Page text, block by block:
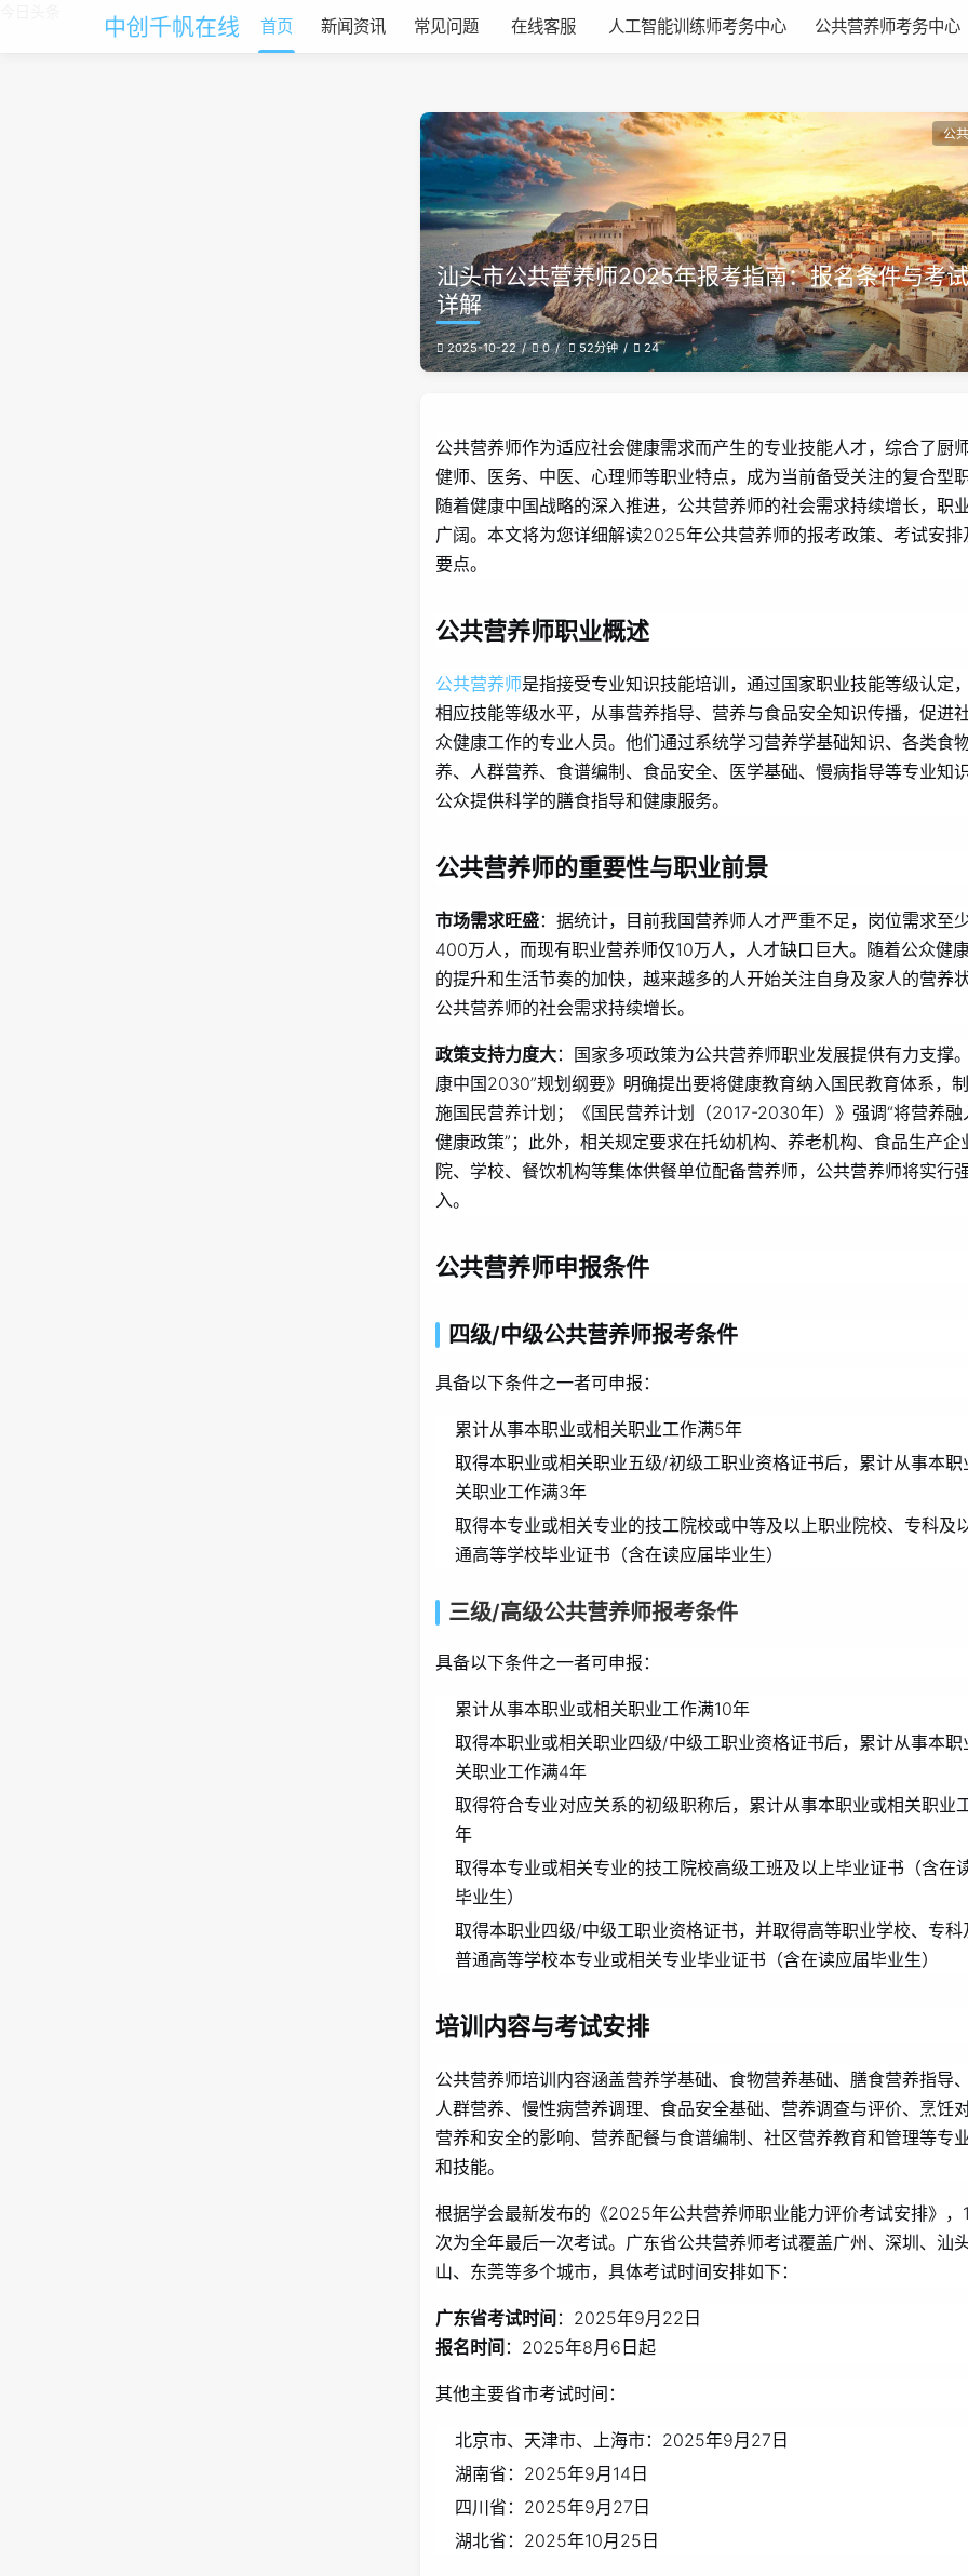
中创千帆在线 首页 新闻资讯 常见问题 在线客服 人工智能训练师考务中心 公共营养师考务中心
公
汕头市公共营养师2025年报考指南：报名条件与考
详解
2025-10-22 0 52分钟 24
公共营养师作为适应社会健康需求而产生的专业技能人才，综合了厨
健师、医务、中医、心理师等职业特点，成为当前备受关注的复合型
随着健康中国战略的深入推进，公共营养师的社会需求持续增长，职
广阔。本文将为您详细解读2025年公共营养师的报考政策、考试安排
要点。
公共营养师职业概述
公共营养师是指接受专业知识技能培训，通过国家职业技能等级认定
相应技能等级水平，从事营养指导、营养与食品安全知识传播，促进
众健康工作的专业人员。他们通过系统学习营养学基础知识、各类食
养、人群营养、食谱编制、食品安全、医学基础、慢病指导等专业知
公众提供科学的膳食指导和健康服务。
公共营养师的重要性与职业前景
市场需求旺盛：据统计，目前我国营养师人才严重不足，岗位需求至
400万人，而现有职业营养师仅10万人，人才缺口巨大。随着公众健
的提升和生活节奏的加快，越来越多的人开始关注自身及家人的营养
公共营养师的社会需求持续增长。
政策支持力度大：国家多项政策为公共营养师职业发展提供有力支撑
康中国2030”规划纲要》明确提出要将健康教育纳入国民教育体系，
施国民营养计划；《国民营养计划（2017-2030年）》强调“将营养融
健康政策”；此外，相关规定要求在托幼机构、养老机构、食品生产企
院、学校、餐饮机构等集体供餐单位配备营养师，公共营养师将实行
入。
公共营养师申报条件
四级/中级公共营养师报考条件
具备以下条件之一者可申报：
累计从事本职业或相关职业工作满5年
取得本职业或相关职业五级/初级工职业资格证书后，累计从事本职
关职业工作满3年
取得本专业或相关专业的技工院校或中等及以上职业院校、专科及
通高等学校毕业证书（含在读应届毕业生）
三级/高级公共营养师报考条件
具备以下条件之一者可申报：
累计从事本职业或相关职业工作满10年
取得本职业或相关职业四级/中级工职业资格证书后，累计从事本职
关职业工作满4年
取得符合专业对应关系的初级职称后，累计从事本职业或相关职业
年
取得本专业或相关专业的技工院校高级工班及以上毕业证书（含在
毕业生）
取得本职业四级/中级工职业资格证书，并取得高等职业学校、专科
普通高等学校本专业或相关专业毕业证书（含在读应届毕业生）
培训内容与考试安排
公共营养师培训内容涵盖营养学基础、食物营养基础、膳食营养指导
人群营养、慢性病营养调理、食品安全基础、营养调查与评价、烹饪
营养和安全的影响、营养配餐与食谱编制、社区营养教育和管理等专
和技能。
根据学会最新发布的《2025年公共营养师职业能力评价考试安排》，
次为全年最后一次考试。广东省公共营养师考试覆盖广州、深圳、汕
山、东莞等多个城市，具体考试时间安排如下：
广东省考试时间 ：2025年9月22日
报名时间 ：2025年8月6日起
其他主要省市考试时间：
北京市、天津市、上海市：2025年9月27日
湖南省：2025年9月14日
四川省：2025年9月27日
湖北省：2025年10月25日